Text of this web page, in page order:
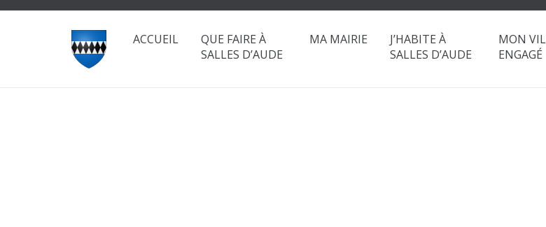
ACCUEIL
QUE FAIRE À
SALLES D’AUDE
MA MAIRIE
J’HABITE À
SALLES D’AUDE
MON
ENGAGÉ